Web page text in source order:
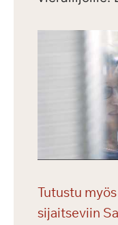
Tutustu
sijaitseviin